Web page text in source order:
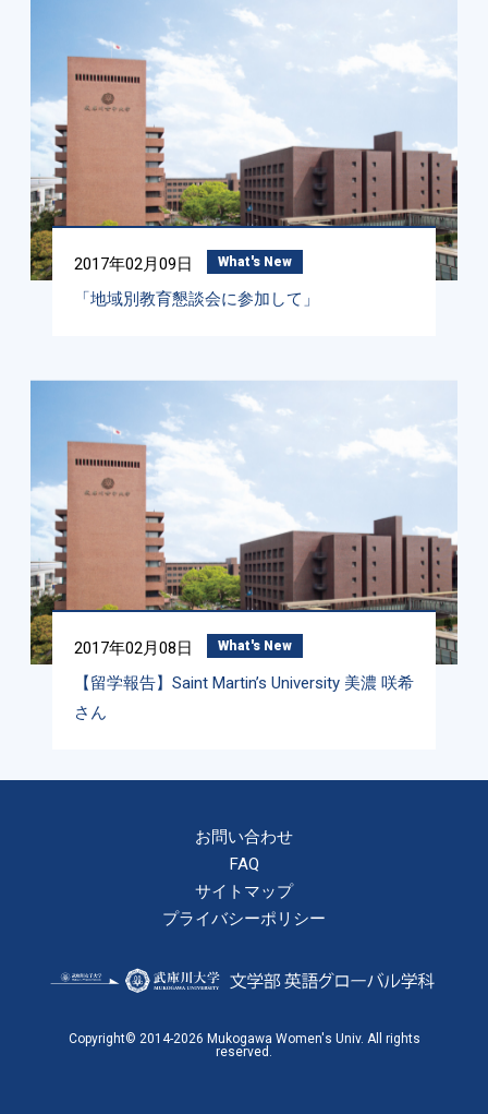
2017年02月09日 What's New
「地域別教育懇談会に参加して」
2017年02月08日 What's New
【留学報告】Saint Martin’s University 美濃 咲希
さん
お問い合わせ
FAQ
サイトマップ
プライバシーポリシー
Copyright© 2014-2026 Mukogawa Women's Univ. All rights
reserved.